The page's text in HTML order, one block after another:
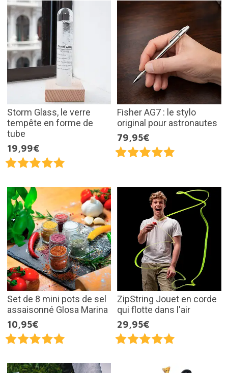
Storm Glass, le verre
tempête en forme de
tube
19,99€
Fisher AG7 : le stylo
original pour astronautes
79,95€
Set de 8 mini pots de sel
assaisonné Glosa Marina
10,95€
ZipString Jouet en corde
qui flotte dans l'air
29,95€